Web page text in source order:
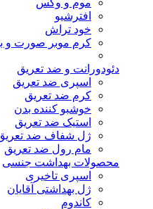
موم و وکس
افترشیو
خود تراش
کرم موبر صورت و
دئودورانت و ضد تعریق
اسپری ضد تعریق
کرم ضد تعریق
خوشبو کننده بدن
استیک ضد تعریق
ژل شفاف ضد
مام رول ضد تعریق
محصولات بهداشت جنسی
اسپری تاخیری
ژل بهداشتی آقایان
کاندوم